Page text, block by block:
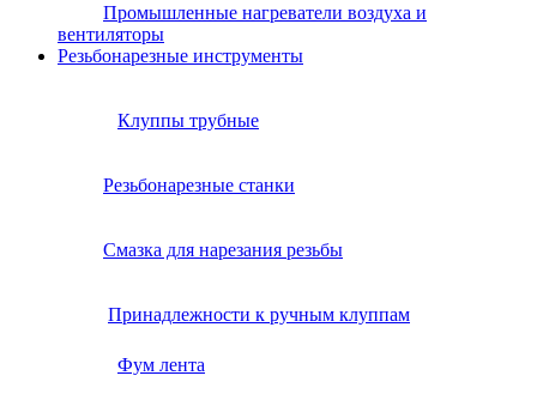
Промышленные нагреватели воздуха и
вентиляторы
Резьбонарезные инструменты
Клуппы трубные
Резьбонарезные станки
Смазка для нарезания резьбы
Принадлежности к ручным клуппам
Фум лента